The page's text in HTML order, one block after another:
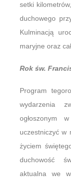
setki
duchowego
Kulminacją
maryjne oraz
Rok św.
Program
wydarzenia
ogłoszonym
uczestniczyć w
życiem
duchowość
aktualna we